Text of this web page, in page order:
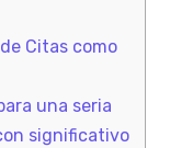
Citas como
una seria
significativo